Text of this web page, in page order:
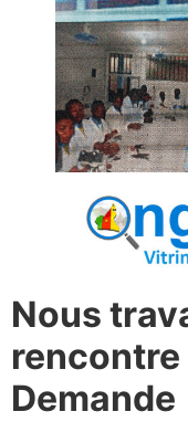
Nous
rencontre
Demande